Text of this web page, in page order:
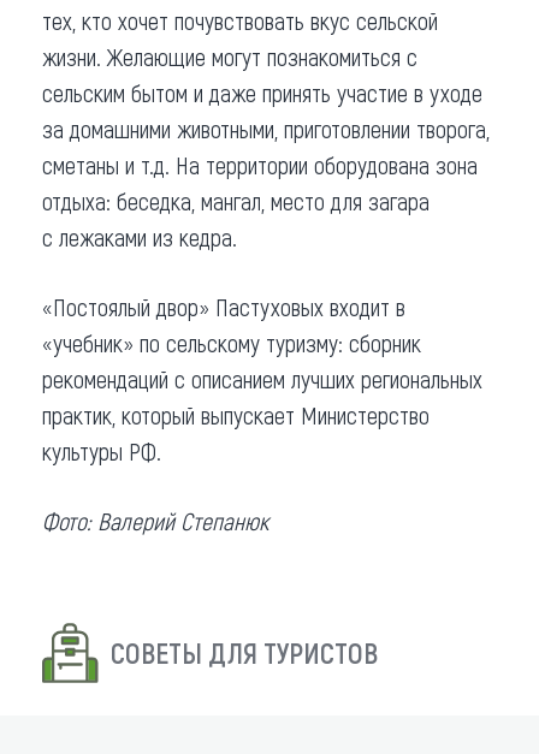
тех, кто хочет почувствовать вкус сельской
жизни. Желающие могут познакомиться с
сельским бытом и даже принять участие в уходе
за домашними животными, приготовлении творога,
сметаны и т.д. На территории оборудована зона
отдыха: беседка, мангал, место для загара
с лежаками из кедра.
«Постоялый двор» Пастуховых входит в
«учебник» по сельскому туризму: сборник
рекомендаций с описанием лучших региональных
практик, который выпускает Министерство
культуры РФ.
Фото: Валерий Степанюк
СОВЕТЫ ДЛЯ ТУРИСТОВ